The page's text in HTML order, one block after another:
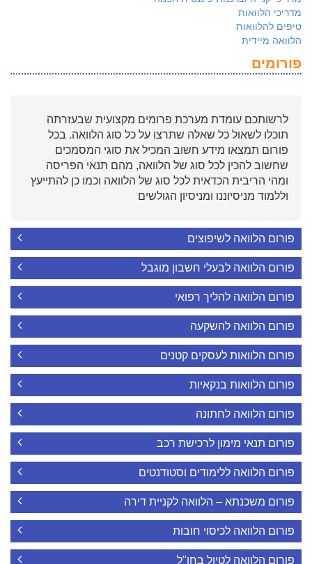
מדריכי הלוואות
טיפים להלוואות
הלוואה מיידית
פורומים
לרשותכם עומדת מערכת פרומים מקצועית שבעזרתה
תוכלו לשאול כל שאלה שתרצו על כל סוג הלוואה. בכל
פורום תמצאו מידע חשוב המכיל את סוגי המסמכים
שחשוב להכין לכל סוג של הלוואה, מהם תנאי הפריסה
ומהי הריבית הכדאית לכל סוג של הלוואה וכמו כן להתייעץ
וללמוד מניסיוננו ומניסיון הגולשים
פורום הלוואה לשיפוצים
פורום הלוואה לבעלי חשבון מוגבל
פורום הלוואה להליך רפואי
פורום הלוואה להשקעה
פורום הלוואות לעסקים קטנים
פורום הלוואות בנקאיות
פורום הלוואה לחתונה
פורום תנאי מימון לרכישת רכב
פורום הלוואה ללימודים וסטודנטים
פורום משכנתא – הלוואה לקניית דירה
פורום הלוואה לכיסוי חובות
פורום הלוואה לטיול בחו"ל